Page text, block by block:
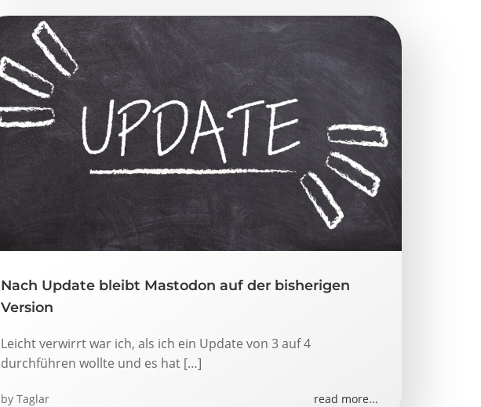
Nach Update bleibt Mastodon auf der bisherigen
Version
Leicht verwirrt war ich, als ich ein Update von 3 auf 4
durchführen wollte und es hat […]
by Taglar read more...